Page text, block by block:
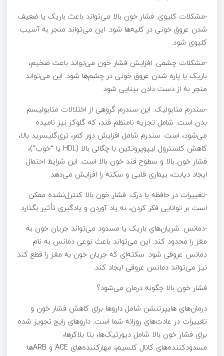
-مشکلات کلیوی. فشار خون بالا می‌تواند باعث باریک یا ضعیف
شدن عروق خونی در کلیه‌ها شود. این می‌تواند منجر به آسیب
کلیوی شود.
-مشکلات چشمی. افزایش فشار خون می‌تواند باعث ضخیم،
باریک یا پاره شدن عروق خونی در چشم‌ها شود. این می‌تواند
منجر به از دست دادن بینایی شود.
-سندرم متابولیک. این سندرم گروهی از اختلالات متابولیسم
بدن است. شامل تجزیه نامنظم قند، که گلوکز نیز نامیده
می‌شود، است. سندرم شامل افزایش دور کمر، تری‌گلیسرید بالا،
کاهش کلسترول لیپوپروتئین با چگالی بالا (HDL یا “خوب”)،
فشار خون بالا و سطوح قند خون بالا است. این شرایط احتمال
ایجاد دیابت، بیماری قلبی و سکته را افزایش می‌دهد.
-تغییرات در حافظه یا درک. فشار خون بالا کنترل‌نشده ممکن
است بر توانایی فکر کردن، به یاد آوردن و یادگیری تأثیر بگذارد.
-دمانس. شریان‌های باریک یا مسدود می‌تواند جریان خون به
مغز را محدود کند. این می‌تواند باعث نوعی دمانس به نام
دمانس عروقی شود. سکته‌ای که جریان خون به مغز را قطع کند
نیز می‌تواند دمانس عروقی ایجاد کند.
فشار خون بالا چگونه درمان می‌شود؟
درمان‌های هایپرتنشن شامل داروها برای کاهش فشار خون و
تغییرات در عادت‌های روزانه شما است. داروهای رایج تجویز شده
برای فشار خون بالا شامل دیورتیک‌ها، بتا بلاکرها،
مسدودکننده‌های کانال کلسیم، مهارکننده‌های ACE و ARBها